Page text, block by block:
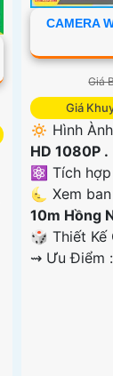
CAMERA
Giá
Giá
🔅 Hình
HD 1080P .
⚛️ Tích hợp
🌜 Xem
10m Hồng
🎲 Thiết Kế
️⇝ Ưu Điểm :